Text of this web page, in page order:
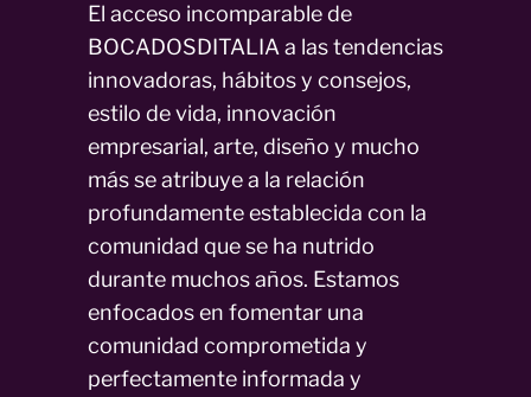
El acceso incomparable de
BOCADOSDITALIA a las tendencias
innovadoras, hábitos y consejos,
estilo de vida, innovación
empresarial, arte, diseño y mucho
más se atribuye a la relación
profundamente establecida con la
comunidad que se ha nutrido
durante muchos años. Estamos
enfocados en fomentar una
comunidad comprometida y
perfectamente informada y